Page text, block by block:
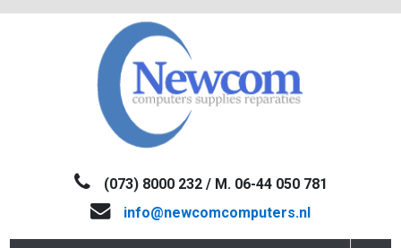
NEWCOM(073) 8000 232 / M. 06-44 050 781
info@newcomcomputers.nl